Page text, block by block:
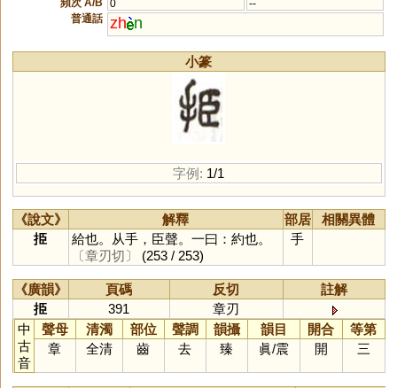
0
--
普通話 zh n
小篆
字例: 1/1
《說文》 解釋 部居
相關異體
挋
給也。从手，臣聲。一曰：約也。
〔章刃切〕
(253 / 253)
手
《廣韻》 頁碼 反切
註解
挋
391
章刃
中
古
音
聲母 清濁 部位 聲調 韻攝 韻目 開合
等第
章
全清 齒 去 臻 眞/震 開 三